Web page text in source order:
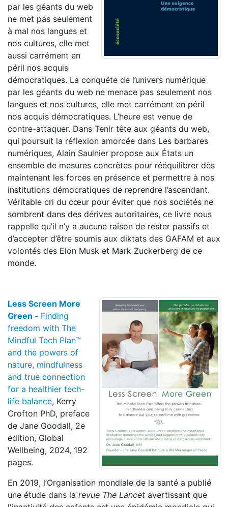
par les géants du web
ne met pas seulement
à mal nos langues et
nos cultures, elle met
aussi carrément en
péril nos acquis
démocratiques. La conquête de l’univers numérique
par les géants du web ne menace pas seulement nos
langues et nos cultures, elle met carrément en péril
nos acquis démocratiques. L’heure est venue de
contre-attaquer. Dans Tenir tête aux géants du web,
qui poursuit la réflexion amorcée dans Les barbares
numériques, Alain Saulnier propose aux États un
ensemble de mesures concrètes pour rééquilibrer dès
maintenant les forces en présence et permettre à nos
institutions démocratiques de reprendre l’ascendant.
Véritable cri du cœur pour éviter que nos sociétés ne
sombrent dans des dérives autoritaires, ce livre nous
rappelle qu’il n’y a aucune raison de rester passifs et
d’accepter d’être soumis aux diktats des GAFAM et aux
volontés des Elon Musk et Mark Zuckerberg de ce
monde.
Less Screen More
Green - Finding
freedom with The
Mindful Tech Plan™
and the powers of
nature, mindfulness
and true connection
for a healthier tech-
life balance, Kerry
Crofton PhD, preface
de Jane Goodall, 2e
edition, Global
Wellbeing, 2024, 192
pages.
En 2019, l’Organisation mondiale de la santé a publié
une étude dans la revue The Lancet avertissant que